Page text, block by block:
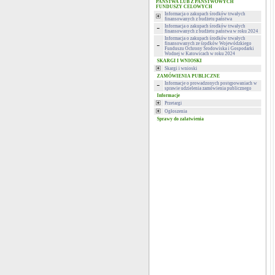
PAŃSTWA LUB Z PAŃSTWOWYCH
FUNDUSZY CELOWYCH
Informacja o zakupach środków trwałych
finansowanych z budżetu państwa
Informacja o zakupach środków trwałych
finansowanych z budżetu państwa w roku 2024
Informacja o zakupach środków trwałych
finansowanych ze środków Wojewódzkiego
Funduszu Ochrony Środowiska i Gospodarki
Wodnej w Katowicach w roku 2024
SKARGI I WNIOSKI
Skargi i wnioski
ZAMÓWIENIA PUBLICZNE
Informacje o prowadzonych postępowaniach w
sprawie udzielenia zamówienia publicznego
Informacje
Przetargi
Ogłoszenia
Sprawy do załatwienia